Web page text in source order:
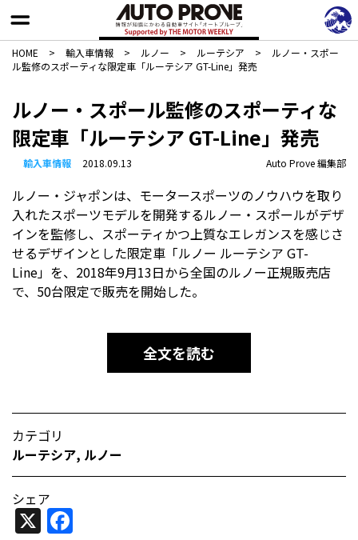
HOME > 輸入車情報 > ルノー > ルーテシア >
ルノー・スポー
ル監修のスポーティな限定車「ルーテシア GT-Line」発売
ルノー・スポール監修のスポーティな
限定車「ルーテシア GT-Line」発売
輸入車情報 2018.09.13 Auto Prove 編集部
ルノー・ジャポンは、モータースポーツのノウハウを取り
入れたスポーツモデルを開発するルノー・スポールがデザ
インを監修し、スポーティかつ上質なエレガンスを感じさ
せるデザインとした限定車「ルノー ルーテシア GT-
Line」を、2018年9月13日から全国のルノー正規販売店
で、50台限定で販売を開始した。
全文を読む
カテゴリ
ルーテシア, ルノー
シェア
X